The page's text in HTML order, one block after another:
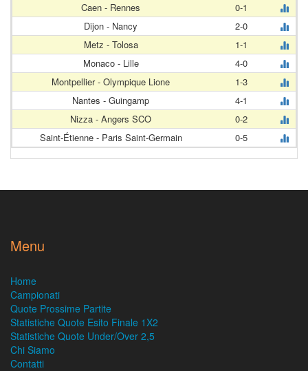
Caen - Rennes
0-1
Dijon - Nancy
2-0
Metz - Tolosa
1-1
Monaco - Lille
4-0
Montpellier - Olympique Lione
1-3
Nantes - Guingamp
4-1
Nizza - Angers SCO
0-2
Saint-Étienne - Paris Saint-Germain
0-5
Menu
Home
Campionati
Quote Prossime Partite
Statistiche Quote Esito Finale 1X2
Statistiche Quote Under/Over 2,5
Chi Siamo
Contatti